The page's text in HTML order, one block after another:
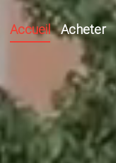
Accueil Acheter